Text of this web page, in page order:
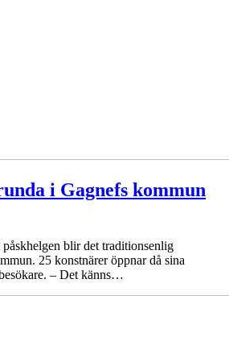
i Gagnefs kommun
blir det traditionsenlig
25 konstnärer öppnar då sina
– Det känns…